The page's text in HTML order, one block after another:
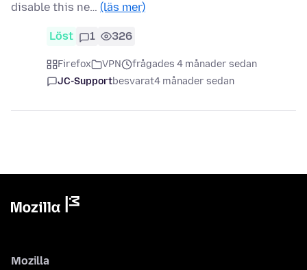
disable this ne… (läs mer)
Löst 1 326
Firefox VPN
frågades 4 månader sedan
JC-Supportbesvarat4 månader sedan
Mozilla